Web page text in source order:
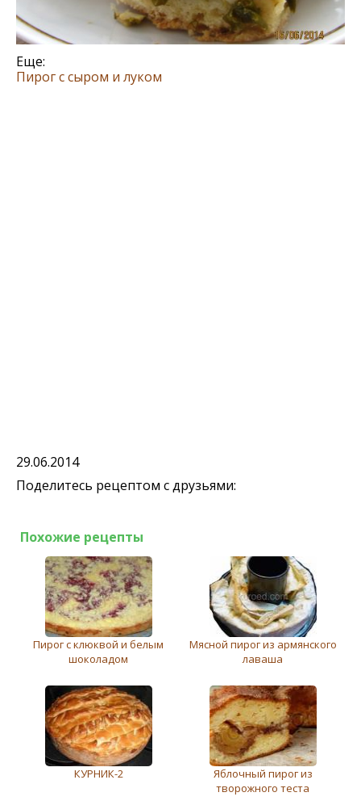
Еще:
Пирог с сыром и луком
29.06.2014
Поделитесь рецептом с друзьями:
Похожие рецепты
Пирог с клюквой и белым
шоколадом
Мясной пирог из армянского
лаваша
КУРНИК-2
Яблочный пирог из
творожного теста